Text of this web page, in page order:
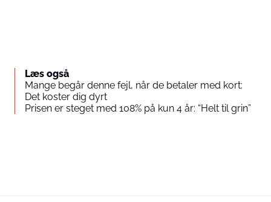
Læs også
Mange begår denne fejl, når de betaler med kort:
Det koster dig dyrt
Prisen er steget med 108% på kun 4 år: “Helt til grin”